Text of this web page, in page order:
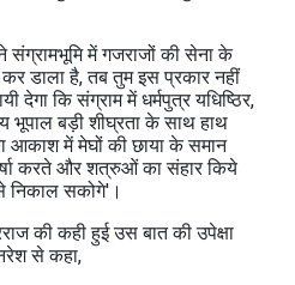
में गजराजों की सेना के
डाला है, तब तुम इस प्रकार नहीं
देगा कि संग्राम में धर्मपुत्र यधिष्ठिर,
भूपाल बड़ी शीघ्रता के साथ हाथ
आकाश में मेघों की छाया के समान
करते और शत्रुओं का संहार किये
निकाल सकोगे'।
की कही हुई उस बात की उपेक्षा
से कहा,